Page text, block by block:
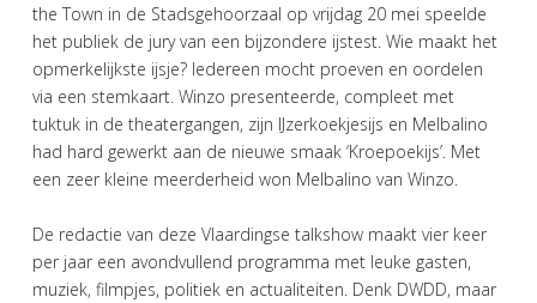
the Town in de Stadsgehoorzaal op vrijdag 20 mei speelde
het publiek de jury van een bijzondere ijstest. Wie maakt het
opmerkelijkste ijsje? Iedereen mocht proeven en oordelen
via een stemkaart. Winzo presenteerde, compleet met
tuktuk in de theatergangen, zijn IJzerkoekjesijs en Melbalino
had hard gewerkt aan de nieuwe smaak ‘Kroepoekijs’. Met
een zeer kleine meerderheid won Melbalino van Winzo.
De redactie van deze Vlaardingse talkshow maakt vier keer
per jaar een avondvullend programma met leuke gasten,
muziek, filmpjes, politiek en actualiteiten. Denk DWDD, maar